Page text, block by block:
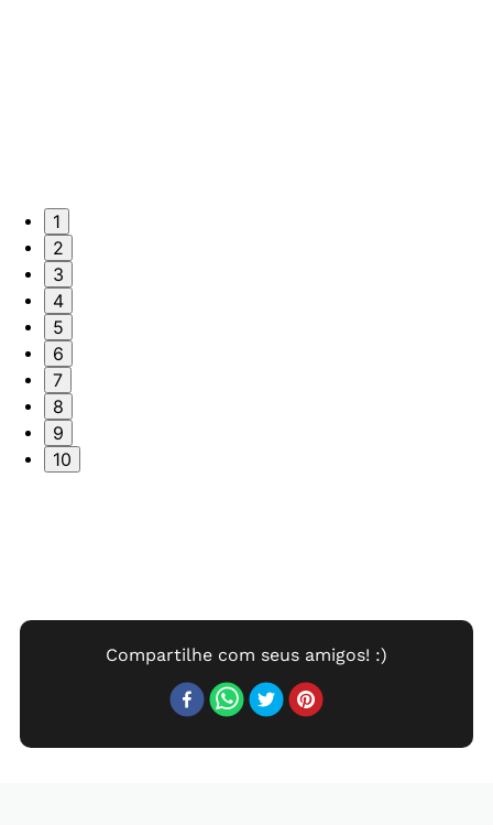
1
2
3
4
5
6
7
8
9
10